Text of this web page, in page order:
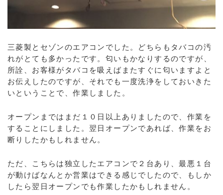
三菱製とセゾンのエアコンでした。どちらもタバコの汚
れがとても多かったです。匂いもかなりするのですが、
所詮、お客様がタバコを吸えばまたすぐに匂いますよと
お伝えしたのですが、それでも一度洗浄をしておいきた
いということで、作業しました。
オープンまではまだ１０日以上ありましたので、作業を
することにしました。翌日オープンであれば、作業をお
断りしたかもしれません。
ただ、こちらは独立したエアコンで２台あり、最悪１台
が動けばなんとか営業はできる感じでしたので、もしか
したら翌日オープンでも作業したかもしれません。